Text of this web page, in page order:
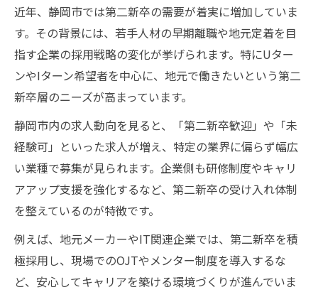
近年、静岡市では第二新卒の需要が着実に増加していま
す。その背景には、若手人材の早期離職や地元定着を目
指す企業の採用戦略の変化が挙げられます。特にUター
ンやIターン希望者を中心に、地元で働きたいという第二
新卒層のニーズが高まっています。
静岡市内の求人動向を見ると、「第二新卒歓迎」や「未
経験可」といった求人が増え、特定の業界に偏らず幅広
い業種で募集が見られます。企業側も研修制度やキャリ
アアップ支援を強化するなど、第二新卒の受け入れ体制
を整えているのが特徴です。
例えば、地元メーカーやIT関連企業では、第二新卒を積
極採用し、現場でのOJTやメンター制度を導入するな
ど、安心してキャリアを築ける環境づくりが進んでいま